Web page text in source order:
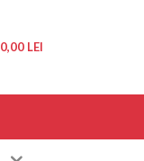
0,00 LEI